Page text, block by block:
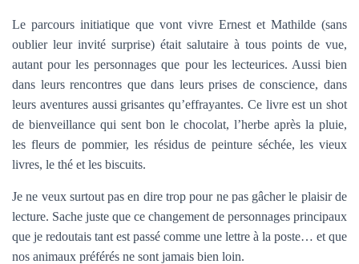
Le parcours initiatique que vont vivre Ernest et Mathilde (sans
oublier leur invité surprise) était salutaire à tous points de vue,
autant pour les personnages que pour les lecteurices. Aussi bien
dans leurs rencontres que dans leurs prises de conscience, dans
leurs aventures aussi grisantes qu’effrayantes. Ce livre est un shot
de bienveillance qui sent bon le chocolat, l’herbe après la pluie,
les fleurs de pommier, les résidus de peinture séchée, les vieux
livres, le thé et les biscuits.
Je ne veux surtout pas en dire trop pour ne pas gâcher le plaisir de
lecture. Sache juste que ce changement de personnages principaux
que je redoutais tant est passé comme une lettre à la poste… et que
nos animaux préférés ne sont jamais bien loin.